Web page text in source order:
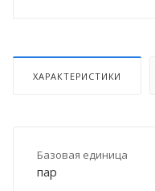
ХАРАКТЕРИСТИКИ
Базовая единица
пар